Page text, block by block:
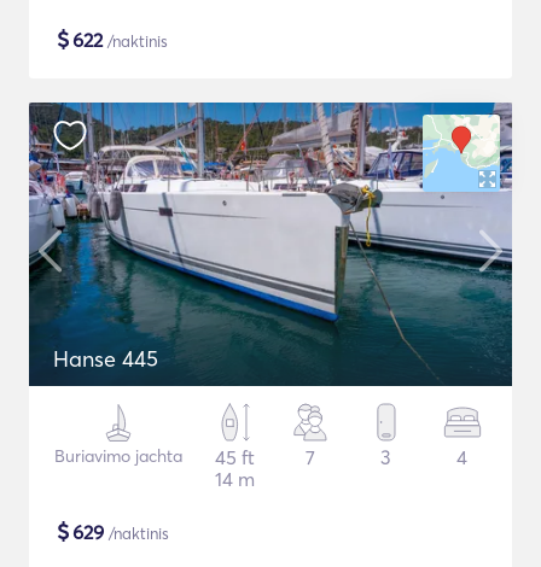
$622/naktinis
Hanse 445
Buriavimo jachta
45 ft
14 m
7 3 4
$629 /naktinis